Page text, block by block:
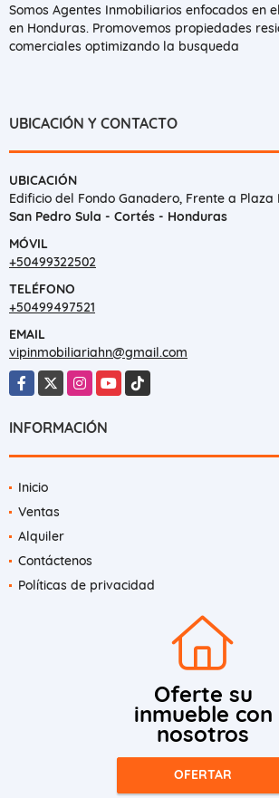
Somos Agentes Inmobiliarios enfocados en
en Honduras. Promovemos propiedades
comerciales optimizando la busqueda
UBICACIÓN Y CONTACTO
UBICACIÓN
Edificio del Fondo Ganadero, Frente a Plaza
San Pedro Sula - Cortés - Honduras
MÓVIL
+50499322502
TELÉFONO
+50499497521
EMAIL
vipinmobiliariahn@gmail.com
Facebook
X InstagramYouTubeTikTok
INFORMACIÓN
Inicio
Ventas
Alquiler
Contáctenos
Políticas de privacidad
Oferte su
inmueble con
nosotros
OFERTAR